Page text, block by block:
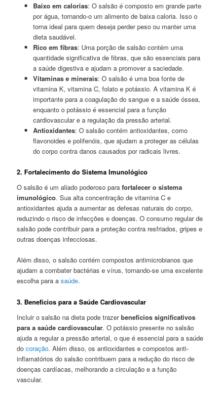
Baixo em calorias: O salsão é composto em grande parte
por água, tornando-o um alimento de baixa caloria. Isso o
torna ideal para quem deseja perder peso ou manter uma
dieta saudável.
Rico em fibras: Uma porção de salsão contém uma
quantidade significativa de fibras, que são essenciais para
a saúde digestiva e ajudam a promover a saciedade.
Vitaminas e minerais: O salsão é uma boa fonte de
vitamina K, vitamina C, folato e potássio. A vitamina K é
importante para a coagulação do sangue e a saúde óssea,
enquanto o potássio é essencial para a função
cardiovascular e a regulação da pressão arterial.
Antioxidantes: O salsão contém antioxidantes, como
flavonoides e polifenóis, que ajudam a proteger as células
do corpo contra danos causados por radicais livres.
2. Fortalecimento do Sistema Imunológico
O salsão é um aliado poderoso parafortalecer o sistema
imunológico. Sua alta concentração de vitamina C e
antioxidantes ajuda a aumentar as defesas naturais do corpo,
reduzindo o risco de infecções e doenças. O consumo regular de
salsão pode contribuir para a proteção contra resfriados, gripes e
outras doenças infecciosas.
Além disso, o salsão contém compostos antimicrobianos que
ajudam a combater bactérias e vírus, tornando-se uma excelente
escolha para asaúde.
3. Benefícios para a Saúde Cardiovascular
Incluir o salsão na dieta pode trazerbenefícios significativos
para a saúde cardiovascular. O potássio presente no salsão
ajuda a regular a pressão arterial, o que é essencial para a saúde
docoração. Além disso, os antioxidantes e compostos anti-
inflamatórios do salsão contribuem para a redução do risco de
doenças cardíacas, melhorando a circulação e a função
vascular.